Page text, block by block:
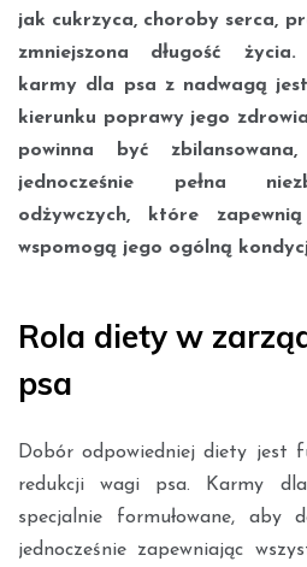
jak cukrzyca, choroby serca,
zmniejszona długość
karmy dla psa z nadwagą
kierunku poprawy jego
powinna być
jednocześnie pełna
odżywczych, które
wspomogą jego ogólną
Rola diety w
psa
Dobór odpowiedniej diety jest
redukcji wagi psa. Karmy
specjalnie formułowane, aby
jednocześnie zapewniając